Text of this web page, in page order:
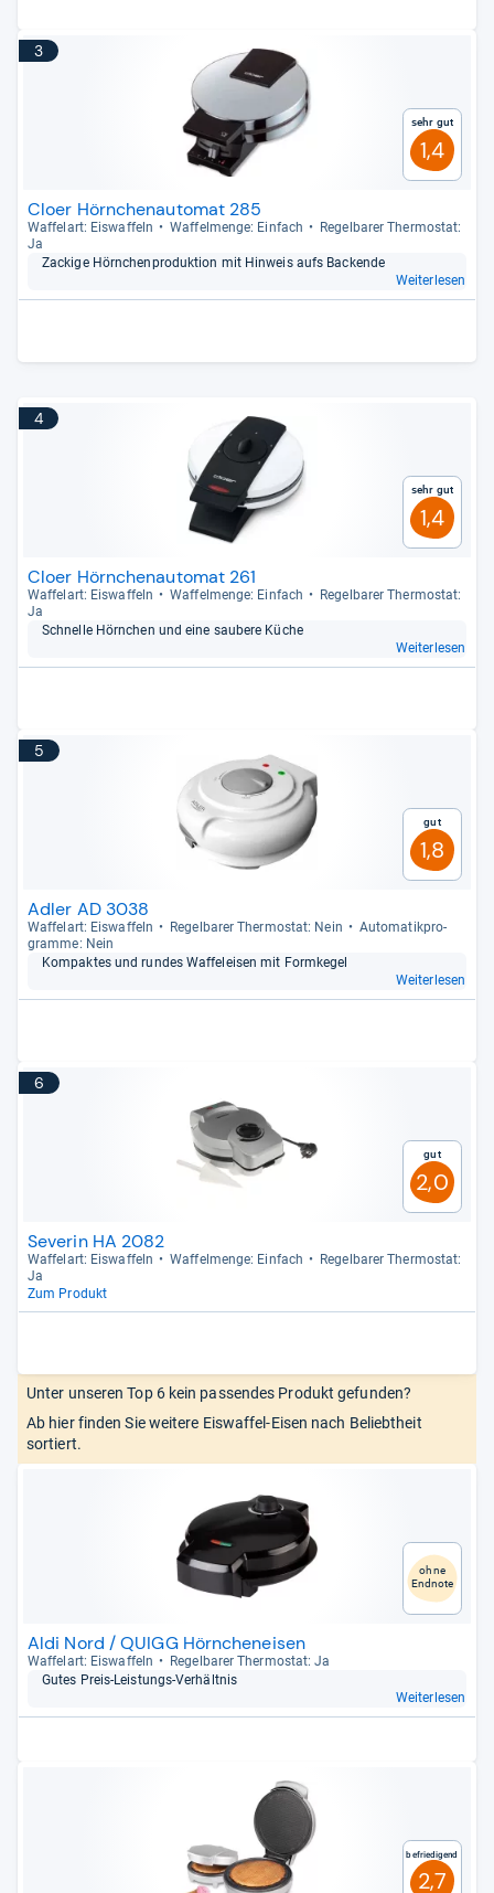
3
Sehr gut
1,4
Cloer Hörnchenautomat 285
Waf­fel­art: Eis­waf­feln Waf­fel­menge: Ein­fach
Regel­ba­rer Ther­mo­stat:
Ja
Zackige Hörn­chen­pro­duk­tion mit Hin­weis aufs Backende
Weiterlesen
4
Sehr gut
1,4
Cloer Hörnchenautomat 261
Waf­fel­art: Eis­waf­feln Waf­fel­menge: Ein­fach
Regel­ba­rer Ther­mo­stat:
Ja
Schnelle Hörn­chen und eine sau­bere Küche
Weiterlesen
5
Gut
1,8
Adler AD 3038
Waf­fel­art: Eis­waf­feln Regel­ba­rer Ther­mo­stat: Nein
Auto­ma­tik­pro­
gramme: Nein
Kom­pak­tes und run­des Waf­felei­sen mit Form­ke­gel
Weiterlesen
6
Gut
2,0
Severin HA 2082
Waf­fel­art: Eis­waf­feln Waf­fel­menge: Ein­fach
Regel­ba­rer Ther­mo­stat:
Ja
Zum Produkt
Unter unseren Top 6 kein passendes Produkt gefunden?
Ab hier finden Sie weitere Eiswaffel-Eisen nach Beliebtheit
sortiert.
ohne
Endnote
Aldi Nord / QUIGG Hörncheneisen
Waf­fel­art: Eis­waf­feln
Regel­ba­rer Ther­mo­stat: Ja
Gutes Preis-​Leis­tungs-​Ver­hält­nis
Weiterlesen
Befriedigend
2,7